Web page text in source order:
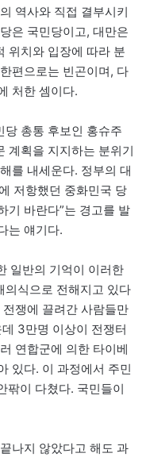
역사와 직접 결부시키
은 국민당이고, 대만은
위치와 입장에 따라 분
편으로는 빈곤이며, 다
처한 셈이다.
당 총통 후보인 홍슈주
계획을 지지하는 분위기
를 내세운다. 정부의 대
저항했던 중화민국 당
기 바란다”는 경고를 발
는 얘기다.
일반의 기억이 이러한
의식으로 전해지고 있다
쟁에 끌려간 사람들만
3만명 이상이 전쟁터
연합군에 의한 타이베
있다. 이 과정에서 주민
팎이 다쳤다. 국민들이
나지 않았다고 해도 과